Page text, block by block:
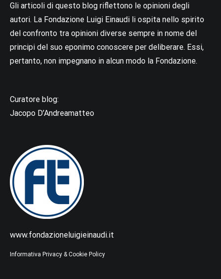
Gli articoli di questo blog riflettono le opinioni degli
autori. La Fondazione Luigi Einaudi li ospita nello spirito
del confronto tra opinioni diverse sempre in nome del
principi del suo eponimo conoscere per deliberare. Essi,
pertanto, non impegnano in alcun modo la Fondazione.
Curatore blog:
Jacopo D’Andreamatteo
www.fondazioneluigieinaudi.it
Informativa Privacy & Cookie Policy